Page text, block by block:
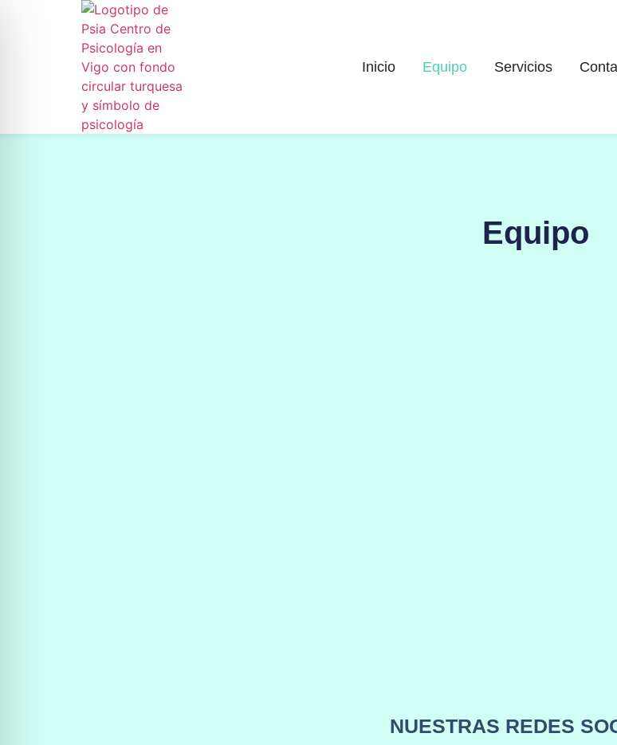
Inicio Equipo Servicios
Equipo
NUESTRAS REDES